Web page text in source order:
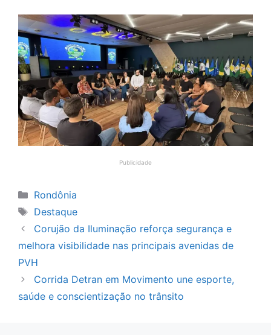
Publicidade
Categorias
Rondônia
Tags
Destaque
Corujão da Iluminação reforça segurança e
melhora visibilidade nas principais avenidas de
PVH
Corrida Detran em Movimento une esporte,
saúde e conscientização no trânsito